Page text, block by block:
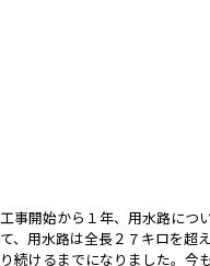
工事開始から１年、用水路につ
て、用水路は全長２７キロを超
り続けるまでになりました。今